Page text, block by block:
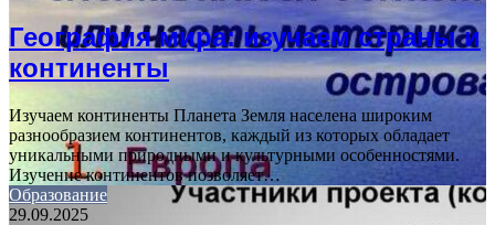
География мира: изучаем страны и
континенты
Изучаем континенты Планета Земля населена широким
разнообразием континентов, каждый из которых обладает
уникальными природными и культурными особенностями.
Изучение континентов позволяет…
Образование
29.09.2025